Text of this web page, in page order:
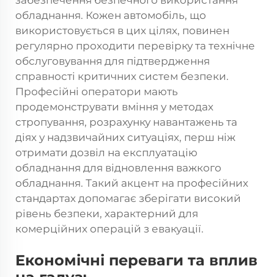
обладнання. Кожен автомобіль, що
використовується в цих цілях, повинен
регулярно проходити перевірку та технічне
обслуговування для підтвердження
справності критичних систем безпеки.
Професійні оператори мають
продемонструвати вміння у методах
стропування, розрахунку навантажень та
діях у надзвичайних ситуаціях, перш ніж
отримати дозвіл на експлуатацію
обладнання для відновлення важкого
обладнання. Такий акцент на професійних
стандартах допомагає зберігати високий
рівень безпеки, характерний для
комерційних операцій з евакуації.
Економічні переваги та вплив